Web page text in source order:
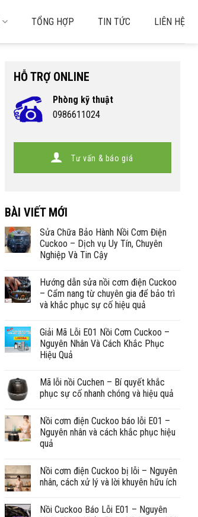
TỔNG HỢP TIN TỨC LIÊN HỆ
HỖ TRỢ ONLINE
Phòng kỹ thuật
0986611024
Tư vấn & báo giá
BÀI VIẾT MỚI
Sửa Chữa Bảo Hành Nồi Cơm Điện
Cuckoo – Dịch vụ Uy Tín, Chuyên
Nghiệp Và Tin Cậy
Hướng dẫn sửa nồi cơm điện Cuckoo
– Cẩm nang từ chuyên gia để bảo trì
và khắc phục sự cố hiệu quả
Giải Mã Lỗi E01 Nồi Cơm Cuckoo –
Nguyên Nhân Và Cách Khắc Phục
Hiệu Quả
Mã lỗi nồi Cuchen – Bí quyết khắc
phục sự cố nhanh chóng và hiệu quả
Nồi cơm điện Cuckoo báo lỗi E01 –
Nguyên nhân và cách khắc phục hiệu
quả
Nồi cơm điện Cuckoo bị lỗi – Nguyên
nhân, cách xử lý và lời khuyên hữu ích
Nồi Cuckoo Báo Lỗi E01 – Nguyên